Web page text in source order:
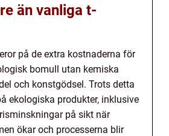
än vanliga t-
på de extra kostnaderna för
bomull utan kemiska
och konstgödsel. Trots detta
ekologiska produkter, inklusive
på sikt när
ökar och processerna blir